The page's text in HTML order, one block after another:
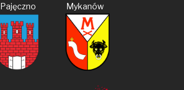
Pajęczno Mykanów